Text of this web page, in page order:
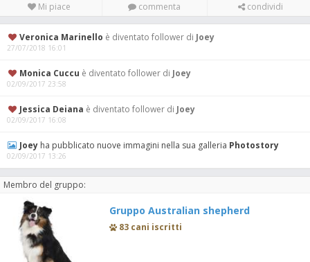
Mi piace
commenta condividi
Veronica Marinello è diventato follower di Joey
27/07/2018 16:01
Monica Cuccu è diventato follower di Joey
02/09/2017 23:58
Jessica Deiana è diventato follower di Joey
02/09/2017 16:08
Joey ha pubblicato nuove immagini nella sua galleria Photostory
02/09/2017 13:26
Membro del gruppo:
Gruppo Australian shepherd
83 cani iscritti